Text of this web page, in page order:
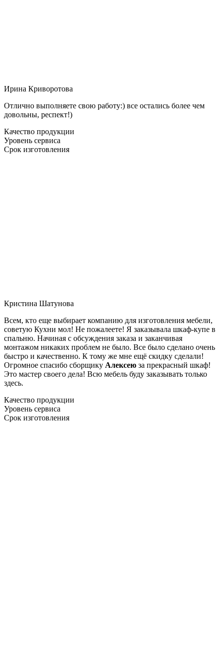
Ирина Криворотова
Отлично выполняете свою работу:) все остались более чем
довольны, респект!)
Качество продукции
Уровень сервиса
Срок изготовления
Кристина Шатунова
Всем, кто еще выбирает компанию для изготовления мебели,
советую Кухни мол! Не пожалеете! Я заказывала шкаф-купе в
спальню. Начиная с обсуждения заказа и заканчивая
монтажом никаких проблем не было. Все было сделано очень
быстро и качественно. К тому же мне ещё скидку сделали!
Огромное спасибо сборщику Алексею за прекрасный шкаф!
Это мастер своего дела! Всю мебель буду заказывать только
здесь.
Качество продукции
Уровень сервиса
Срок изготовления